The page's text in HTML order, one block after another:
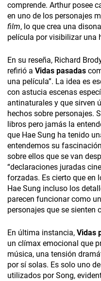
comprende. Arthur posee
en uno de los personajes
film, lo que crea una
película por visibilizar una
En su reseña, Richard
refirió a Vidas pasadas
una película”. La idea es
con astucia escenas
antinaturales y que sirven
hechos sobre personajes.
libros pero jamás la
que Hae Sung ha tenido
entendemos su
sobre ellos que se van
“declaraciones juradas
forzadas. Es cierto que en
Hae Sung incluso los
parecen funcionar como
personajes que se sienten
En última instancia, Vidas
un clímax emocional que
música, una tensión
por sí solas. Es solo uno
utilizados por Song,